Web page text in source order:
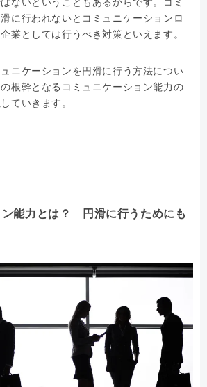
ないということもあるからです。コミ
に行われないとコミュニケーションロ
業としては行うべき対策といえます。
ニケーションを円滑に行う方法につい
根幹となるコミュニケーション能力の
ていきます。
ン能力とは？ 円滑に行うためにも